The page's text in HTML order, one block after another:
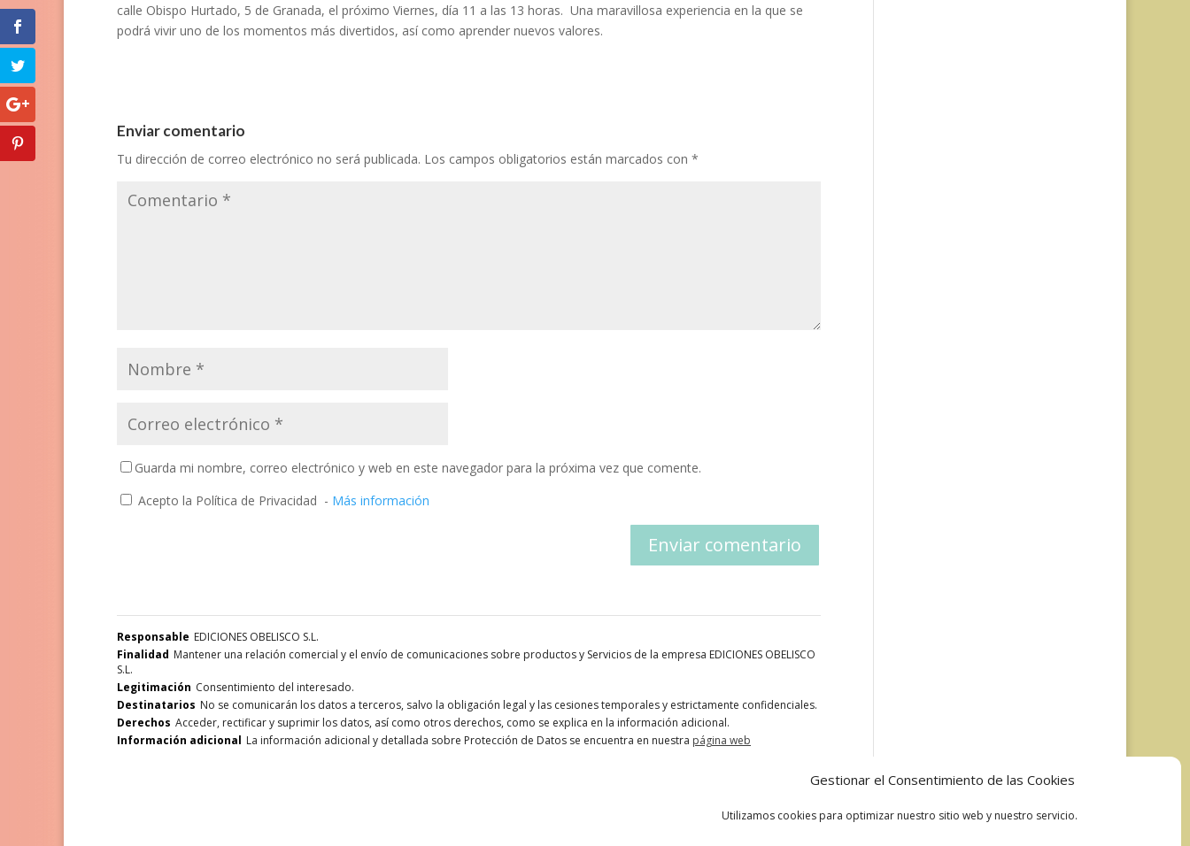
Gestionar el Consentimiento de las Cookies
Utilizamos cookies para optimizar nuestro sitio web y nuestro servicio.
calle Obispo Hurtado, 5 de Granada, el próximo Viernes, día 11 a las 13 horas. Una maravillosa experiencia en la que se
podrá vivir uno de los momentos más divertidos, así como aprender nuevos valores.
Enviar comentario
Tu dirección de correo electrónico no será publicada. Los campos obligatorios están marcados con *
Guarda mi nombre, correo electrónico y web en este navegador para la próxima vez que comente.
Acepto la Política de Privacidad - Más información
Responsable EDICIONES OBELISCO S.L.
Finalidad Mantener una relación comercial y el envío de comunicaciones sobre productos y Servicios de la empresa EDICIONES OBELISCO
S.L.
Legitimación Consentimiento del interesado.
Destinatarios No se comunicarán los datos a terceros, salvo la obligación legal y las cesiones temporales y estrictamente confidenciales.
Derechos Acceder, rectificar y suprimir los datos, así como otros derechos, como se explica en la información adicional.
Información adicional La información adicional y detallada sobre Protección de Datos se encuentra en nuestra página web